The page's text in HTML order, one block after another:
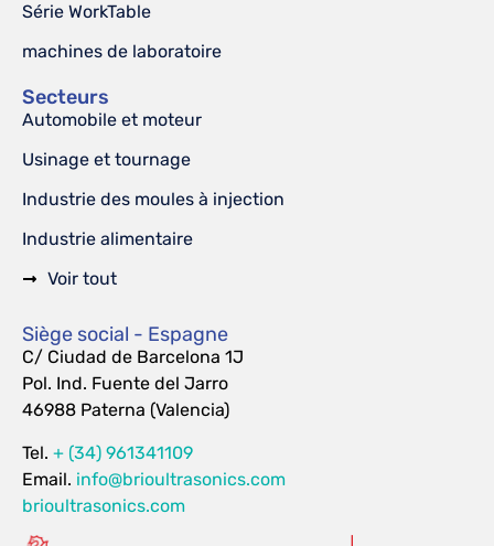
Série WorkTable
machines de laboratoire
Secteurs
Automobile et moteur
Usinage et tournage
Industrie des moules à injection
Industrie alimentaire
Voir tout
Siège social - Espagne
C/ Ciudad de Barcelona 1J
Pol. Ind. Fuente del Jarro
46988 Paterna (Valencia)
Tel. + (34) 961341109
Email. info@brioultrasonics.com
brioultrasonics.com